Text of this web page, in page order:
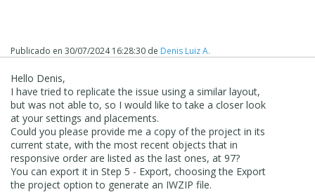
Publicado en 30/07/2024 16:28:30 de Denis Luiz A.
Hello Denis,
I have tried to replicate the issue using a similar layout,
but was not able to, so I would like to take a closer look
at your settings and placements.
Could you please provide me a copy of the project in its
current state, with the most recent objects that in
responsive order are listed as the last ones, at 97?
You can export it in Step 5 - Export, choosing the Export
the project option to generate an IWZIP file.